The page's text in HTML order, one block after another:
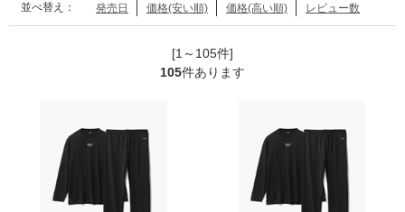
並べ替え： 発売日 価格(安い順) 価格(高い順) レビュー数
[1～105件]
105件あります